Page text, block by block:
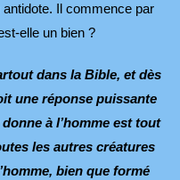
Il commence par
elle un bien ?
dans la Bible, et dès
une réponse puissante
à l’homme est tout
les autres créatures
bien que formé